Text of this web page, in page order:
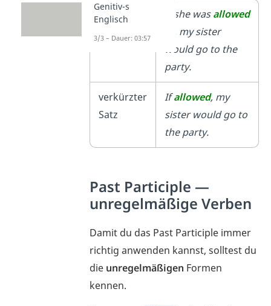
langer
If she wasallowed
to, my sister
would go to the
party.
verkürzter
Satz
Ifallowed, my
sister would go to
the party.
Past Participle —
unregelmäßige Verben
Damit du das Past Participle immer
richtig anwenden kannst, solltest du
die unregelmäßigen Formen
kennen.
Genitiv-s
Englisch
3/3 – Dauer: 03:57